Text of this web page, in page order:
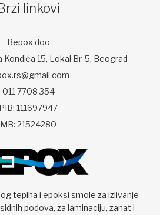
linkovi
Bepox doo
Kondića 15, Lokal Br. 5, Beograd
011 7708 354
PIB: 111697947
MB: 21524280
tepiha i epoksi smole za izlivanje
podova, za laminaciju, zanat i